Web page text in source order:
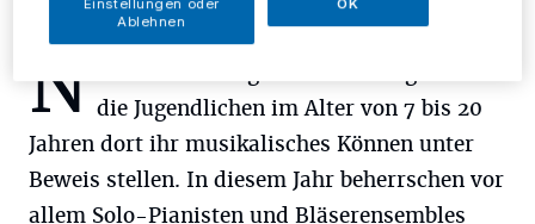
N
die Jugendlichen im Alter von 7 bis 20
Jahren dort ihr musikalisches Können unter
Beweis stellen. In diesem Jahr beherrschen vor
allem Solo-Pianisten und Bläserensembles
Einstellungen oder
Ablehnen
OK